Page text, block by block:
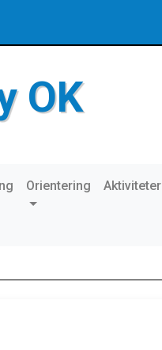
OK
Orientering Aktiviteter